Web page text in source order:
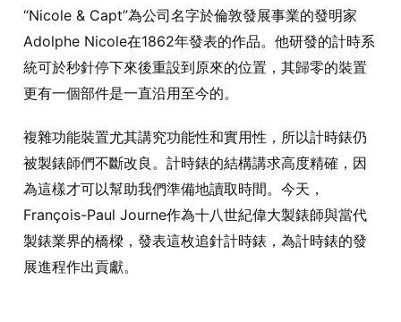
“Nicole & Capt”為公司名字於倫敦發展事業的發明家
Adolphe Nicole在1862年發表的作品。他研發的計時系
統可於秒針停下來後重設到原來的位置，其歸零的裝置
更有一個部件是一直沿用至今的。
複雜功能裝置尤其講究功能性和實用性，所以計時錶仍
被製錶師們不斷改良。計時錶的結構講求高度精確，因
為這樣才可以幫助我們準備地讀取時間。今天，
François-Paul Journe作為十八世紀偉大製錶師與當代
製錶業界的橋樑，發表這枚追針計時錶，為計時錶的發
展進程作出貢獻。